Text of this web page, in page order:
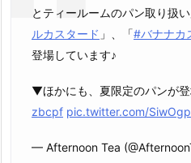
とティールームのパン取り扱
ルカスタード 」、「#バナナカ
登場しています♪
▼ほかにも、夏限定のパンが登
zbcpf pic.twitter.com/
— Afternoon Tea